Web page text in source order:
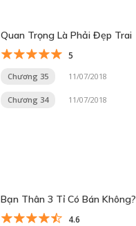
Quan Trọng Là Phải Đẹp Trai
5
Chương 35 11/07/2018
Chương 34 11/07/2018
Bạn Thân 3 Tỉ Có Bán Không?
4.6